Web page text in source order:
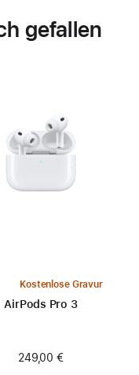
gefallen
Kostenlose Gravur
AirPods Pro 3
249,00 €